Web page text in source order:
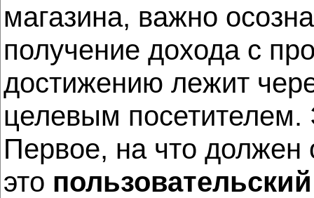
магазина, важно
получение дохода с
достижению лежит
целевым посетителем.
Первое, на что должен
это